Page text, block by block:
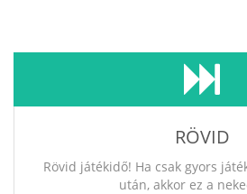
RÖVID
Rövid játékidő! Ha csak gyors
után, akkor ez a